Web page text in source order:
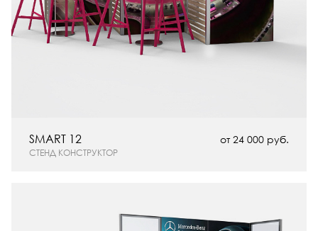
от 24 000 руб.
СТЕНД КОНСТРУКТОР
SMART 12